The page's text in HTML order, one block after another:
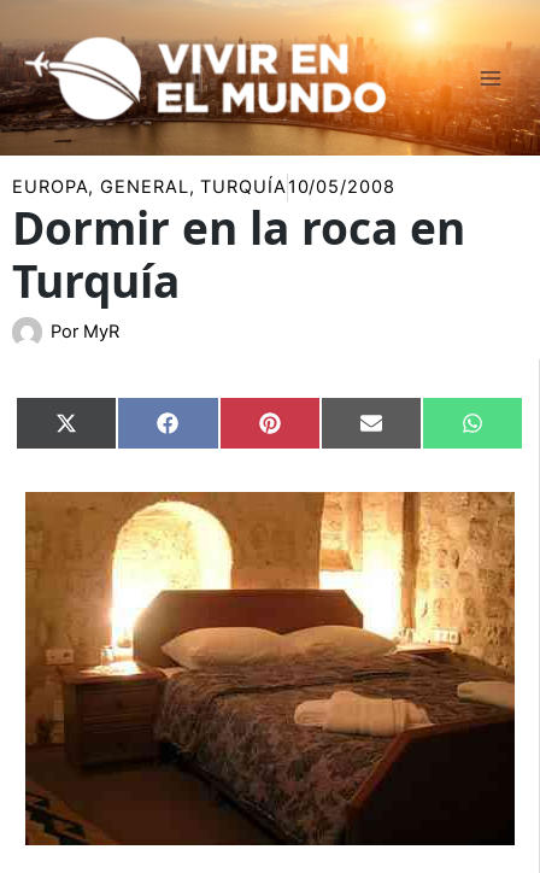
al
contenido
EUROPA,GENERAL,TURQUÍA10/05/2008
Dormir en la roca en
Turquía
Por MyR
Compartir
en
X
(Twitter)
Compartir
en
Facebook Compartir
en
Pinterest Compartir
en
Email
en